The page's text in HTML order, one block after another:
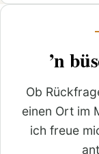
’n
Ob
einen Ort im
ich freue